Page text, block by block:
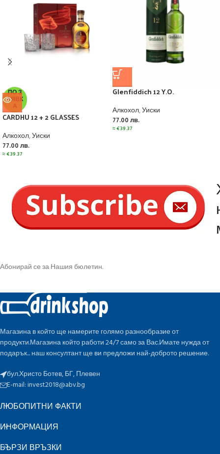
ПО З
АЯВК
А
CARDHU 12 + 2 GLASSES
Алкохол,Уиски
77.00 лв.
≈€39.37
Glenfiddich 12 Y.O.
Алкохол,Уиски
77.00 лв.
≈€39.37
Абонирай се за Нашия бюлетин.
Магазина в който ще намерите голямо разнообразие от
продукти.Магазина който работи 24/7 само за Вас.Имате нужда от
подарък... наш консултант ще ви предложи най-доброто решение.
бул.Христо Ботев, БГ, Плевен
E-mail:invest2018@abv.bg
ЛЮБОПИТНИ ФАКТИ
ИНФОРМАЦИЯ
БЪРЗИ ВРЪЗКИ